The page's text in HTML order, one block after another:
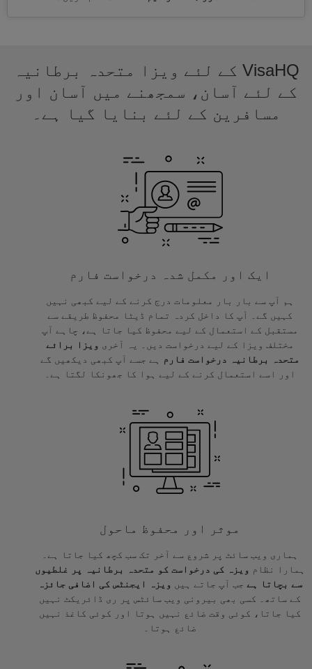
VisaHQ کے لئے ویزا متحدہ برطانیہ
کے لئے آسان، سمجھنے میں آسان اور
مسافرین کے لئے بنایا گیا ہے۔
ایک اور مکمل شدہ درخواست فارم
ہم آپ سے بار بار معلومات درج کرنے کے لیے کبھی نہیں
کہیں گے۔ آپ کا داخل کردہ تمام ڈیٹا محفوظ طریقے سے
مستقبل کے استعمال کے لیے محفوظ کیا جاتا ہے، چاہے آپ
مختلف ویزا کے لیے درخواست دیں۔ یہ آخری ویزا برائے
متحدہ برطانیہ درخواست فارم
ہے جسے آپ کبھی دیکھیں گے
اور اسے استعمال کرنے کے لیے ہوا کا جھونکا لگتا ہے۔
موثر اور محفوظ ماحول
ہماری ویب سائٹ پر شروع سے آخر تک سب کچھ کیا جاتا ہے۔
ہمارا نظام ویزہ کی درخواست کو متحدہ برطانیہ پر غلطیوں
سے بچاتا ہے جب آپ جاتے ہیں
ویزہ ایجنٹس کی اضافی جائزہ
کے ساتھ۔ کسی بھی بیرونی ویب سائٹس پر ری ڈائریکٹ نہیں
کیا جاتا، کوئی وقت ضائع نہیں ہوتا اور کوئی کاغذ نہیں
ضائع ہوتا۔